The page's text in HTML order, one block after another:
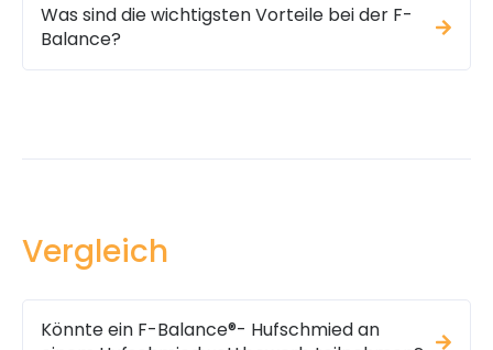
Was sind die wichtigsten Vorteile bei der F-
Balance?
Vergleich
Könnte ein F-Balance®- Hufschmied an